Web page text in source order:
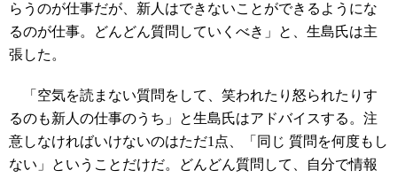
らうのが仕事だが、新人はできないことができるようにな
るのが仕事。どんどん質問していくべき」と、生島氏は主
張した。
「空気を読まない質問をして、笑われたり怒られたりす
るのも新人の仕事のうち」と生島氏はアドバイスする。注
意しなければいけないのはただ1点、「同じ 質問を何度もし
ない」ということだけだ。どんどん質問して、自分で情報